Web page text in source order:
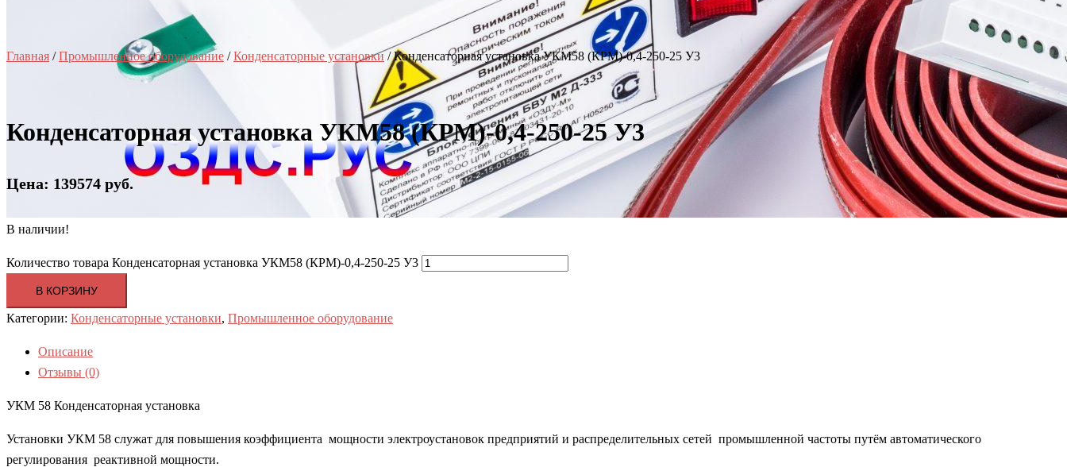
Главная /Промышленное оборудование /Конденсаторные установки/ Конденсаторная установка УКМ58 (КРМ)-0,4-250-25 У3
Конденсаторная установка УКМ58 (КРМ)-0,4-250-25 У3
Цена: 139574 руб.
В наличии!
Количество товара Конденсаторная установка УКМ58 (КРМ)-0,4-250-25 У3
В КОРЗИНУ
Категории: Конденсаторные установки, Промышленное оборудование
Описание
Отзывы (0)
УКМ 58 Конденсаторная установка
Установки УКМ 58 служат для повышения коэффициента мощности электроустановок предприятий и распределительных сетей промышленной частоты путём автоматического
регулирования реактивной мощности.